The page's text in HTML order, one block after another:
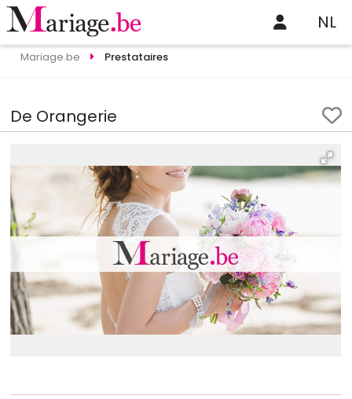
NL
Mariage.be Prestataires
De Orangerie